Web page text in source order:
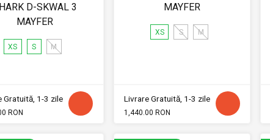
D-SKWAL 3
MAYFER
XS S M
Gratuită, 1-3 zile
RON
MAYFER
XS S M
Livrare Gratuită, 1-3 zile
1,440.00 RON